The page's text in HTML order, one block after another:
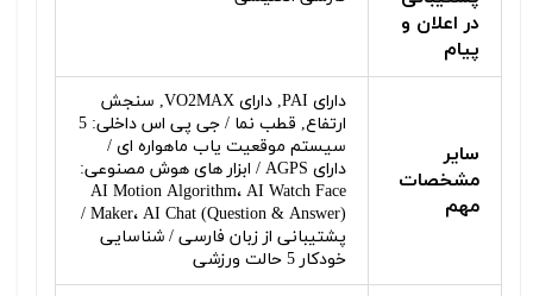
در اعلان و
پیام
سایر
مشخصات
مهم
دارای PAI, دارای VO2MAX, سنجش
ارتفاع, قطب نما / جی پی اس داخلی: 5
سیستم موقعیت یاب ماهواره ای /
دارای AGPS / ابزار های هوش مصنوعی:
AI Motion Algorithm، AI Watch Face
Maker، AI Chat (Question & Answer) /
پشتیبانی از زبان فارسی / شناسایی
خودکار 5 حالت ورزشی